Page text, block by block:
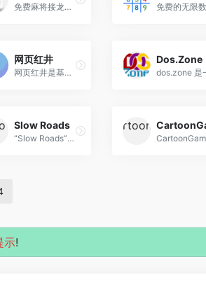
免费麻将接龙游戏，在全屏上玩经典和现代的麻将游戏，有各种布局和美丽的麻将牌。
网页红井
网页红井是基于《红色警戒2》（Red Alert 2）改写的网页版即时战略游戏，玩家无需下载安装客户端，只需在浏览器中打开对应的 URL 即可直接进入游戏。
Dos.Zone
Slow Roads
“Slow Roads”是一款在线驾驶模拟游戏，玩家可以在其中驾驶各种车辆，体验不同的驾驶乐趣。
示!